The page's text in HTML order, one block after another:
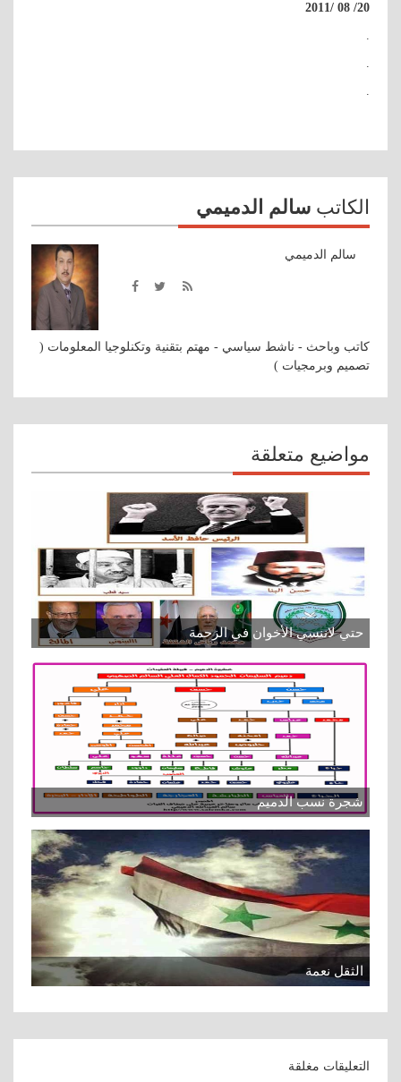
20/ 08 /2011
.
.
.
الكاتب سالم الدميمي
سالم الدميمي
كاتب وباحث - ناشط سياسي - مهتم بتقنية وتكنلوجيا المعلومات (
تصميم وبرمجيات )
مواضيع متعلقة
حتي لاننسي الأخوان في الزحمة
شجرة نسب الدميم
الثقل نعمة
التعليقات مغلقة